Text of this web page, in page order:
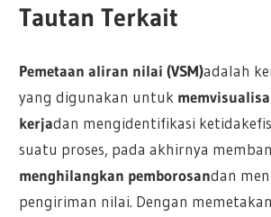
Tautan Terkait
Pemetaan aliran nilai (VSM)adalah
yang digunakan untuk
kerjadan mengidentifikasi
suatu proses, pada akhirnya
menghilangkan pemborosandan
pengiriman nilai. Dengan